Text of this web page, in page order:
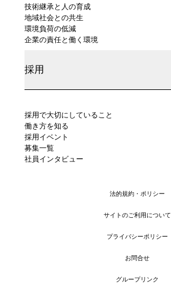
技術継承と人の育成
地域社会との共生
環境負荷の低減
企業の責任と働く環境
採用
採用で大切にしていること
働き方を知る
採用イベント
募集一覧
社員インタビュー
法的規約・ポリシー
サイトのご利用について
プライバシーポリシー
お問合せ
グループリンク